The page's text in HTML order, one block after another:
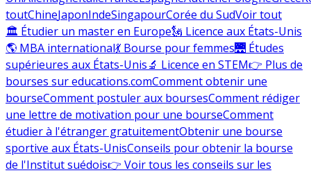
toutChineJaponIndeSingapourCorée du SudVoir tout
🏛 Étudier un master en Europe🗽 Licence aux États-Unis
🌎 MBA international💃 Bourse pour femmes🌉 Études
supérieures aux États-Unis🔬 Licence en STEM👉 Plus de
bourses sur educations.comComment obtenir une
bourseComment postuler aux boursesComment rédiger
une lettre de motivation pour une bourseComment
étudier à l'étranger gratuitementObtenir une bourse
sportive aux États-UnisConseils pour obtenir la bourse
de l'Institut suédois👉 Voir tous les conseils sur les